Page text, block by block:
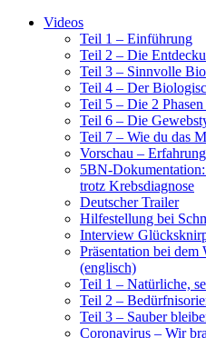
Videos
Teil 1 – Einführung
Teil 2 – Die
Teil 3 – Sinnvolle
Teil 4 – Der
Teil 5 – Die 2 Phasen
Teil 6 – Die
Teil 7 – Wie du das
Vorschau –
5BN-
trotz Krebsdiagnose
Deutscher Trailer
Hilfestellung bei
Interview
Präsentation bei
(englisch)
Teil 1 – Natürliche,
Teil 2 –
Teil 3 – Sauber
Coronavirus – Wir